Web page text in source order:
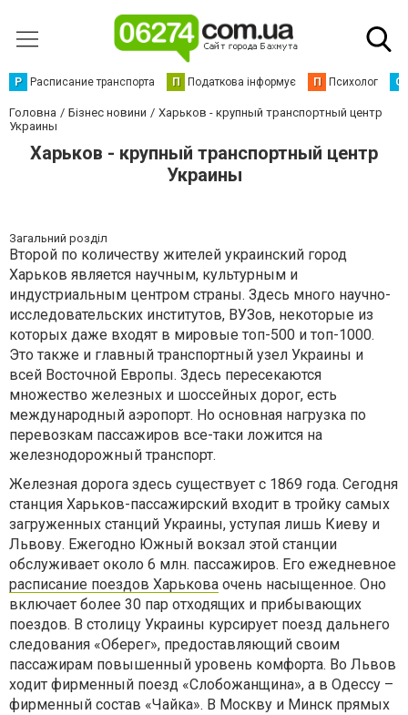
Р Расписание транспорта П Податкова інформує П Психолог С
Головна Бізнес новини
Харьков - крупный транспортный центр
Украины
Харьков - крупный транспортный центр
Украины
Загальний розділ
Второй по количеству жителей украинский город
Харьков является научным, культурным и
индустриальным центром страны. Здесь много научно-
исследовательских институтов, ВУЗов, некоторые из
которых даже входят в мировые топ-500 и топ-1000.
Это также и главный транспортный узел Украины и
всей Восточной Европы. Здесь пересекаются
множество железных и шоссейных дорог, есть
международный аэропорт. Но основная нагрузка по
перевозкам пассажиров все-таки ложится на
железнодорожный транспорт.
Железная дорога здесь существует с 1869 года. Сегодня
станция Харьков-пассажирский входит в тройку самых
загруженных станций Украины, уступая лишь Киеву и
Львову. Ежегодно Южный вокзал этой станции
обслуживает около 6 млн. пассажиров. Его ежедневное
расписание поездов Харькова очень насыщенное. Оно
включает более 30 пар отходящих и прибывающих
поездов. В столицу Украины курсирует поезд дальнего
следования «Оберег», предоставляющий своим
пассажирам повышенный уровень комфорта. Во Львов
ходит фирменный поезд «Слобожанщина», а в Одессу –
фирменный состав «Чайка». В Москву и Минск прямых